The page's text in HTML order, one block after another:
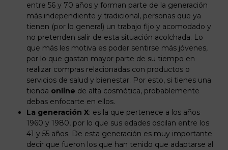
entre 56 y 70 años y forman parte de la generación
más independiente y tradicional, personas que ya
tienen (por lo general) un trabajo fijo y acomodado y
no pretenden salir de esta situación acolchada. Lo
que más les motiva es poder sentirse más jóvenes,
por lo que gastan mayor parte de su tiempo en
realizar compras relacionadas con productos o
servicios de salud y bienestar. Por esto, si tienes una
tienda online de alta cosmética, probablemente
debas enfocarte en ellos.
La generación X: es la que pertenece a los años
1960 y 1980, por lo que sus edades oscilan entre los
41 y 55 años. De esta generación es muy importante
decir que fueron los que han tenido que adaptarse al